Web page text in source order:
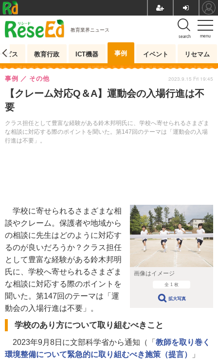
menu
search
教育業界ニュース
ビス 教育行政 ICT機器 事例 イベント リセマム
【クレーム対応Q＆A】運動会の入場行進は不
要
クラス担任として豊富な経験がある鈴木邦明氏に、学校へ寄せられるさまざま
な相談に対応する際のポイントを聞いた。第147回のテーマは「運動会の入場
行進は不要」。
事例 その他 2023.9.15 Fri 19:45
画像はイメージ
全 1 枚
拡大写真
学校に寄せられるさまざまな相
談やクレーム。保護者や地域から
の相談に先生はどのように対応す
るのが良いだろうか？クラス担任
として豊富な経験がある鈴木邦明
氏に、学校へ寄せられるさまざま
な相談に対応する際のポイントを
聞いた。第147回のテーマは「運
動会の入場行進は不要」。
学校のあり方について取り組むべきこと
2023年9月8日に文部科学省から通知（「 教師を取り巻く
環境整備について緊急的に取り組むべき施策（提言）
」